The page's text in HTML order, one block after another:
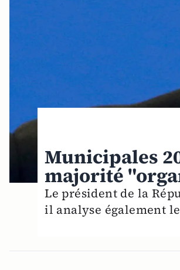
Municipales
majorité
Le président de la
il analyse également